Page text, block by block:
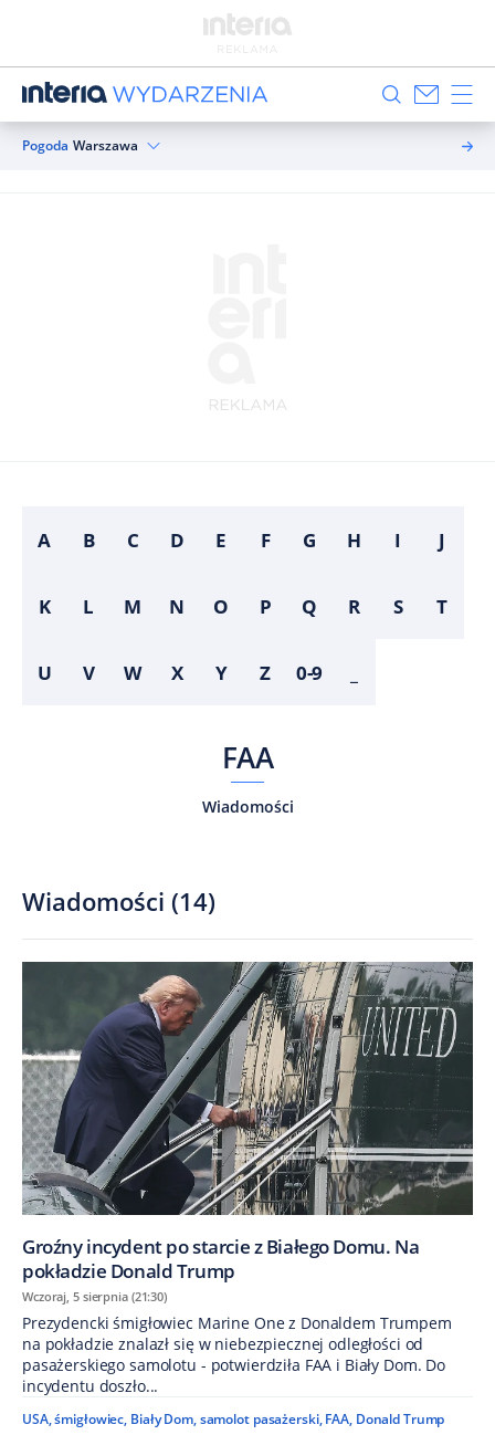
Pogoda Warszawa
A B C D E F G H I J
K L M N O P Q R S T
U V W X Y Z 0-9
FAA
Wiadomości
Wiadomości (14)
Groźny incydent po starcie z Białego Domu. Na
pokładzie Donald Trump
Wczoraj, 5 sierpnia (21:30)
Prezydencki śmigłowiec Marine One z Donaldem Trumpem
na pokładzie znalazł się w niebezpiecznej odległości od
pasażerskiego samolotu - potwierdziła FAA i Biały Dom. Do
incydentu doszło...
USA,śmigłowiec, Biały Dom,samolot pasażerski, FAA, Donald Trump